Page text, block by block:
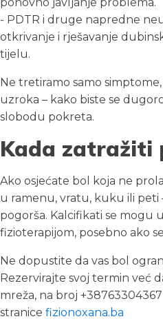
- PDTR i druge napredne
otkrivanje i rješavanje
tijelu.
Ne tretiramo samo
uzroka – kako biste se
slobodu pokreta.
Kada zatražiti
Ako osjećate bol koja ne
u ramenu, vratu, kuku ili peti
pogorša. Kalcifikati se mogu
fizioterapijom, posebno ako
Ne dopustite da vas bol
Rezervirajte svoj termin već
mreža, na broj
stranice fizionoxana.ba